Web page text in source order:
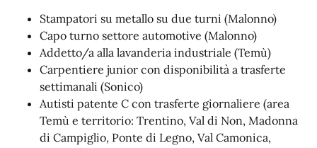
Stampatori su metallo su due turni (Malonno)
Capo turno settore automotive (Malonno)
Addetto/a alla lavanderia industriale (Temù)
Carpentiere junior con disponibilità a trasferte
settimanali (Sonico)
Autisti patente C con trasferte giornaliere (area
Temù e territorio: Trentino, Val di Non, Madonna
di Campiglio, Ponte di Legno, Val Camonica,